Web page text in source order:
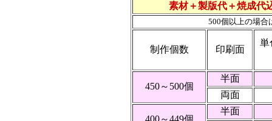
素材＋製版代＋焼成代
500個以上の場合
制作個数 印刷面
単
450～500個
半面
両面
400～449個
半面